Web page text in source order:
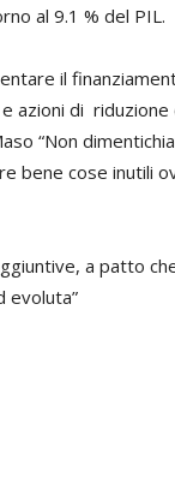
al 9.1 % del PIL.
il
azioni di riduzione
“Non
bene cose inutili
a patto
evoluta”